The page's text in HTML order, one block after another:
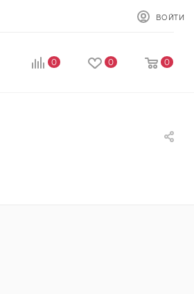
ВОЙТИ
0 0 0